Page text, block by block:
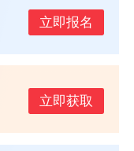
立即报名
立即获取